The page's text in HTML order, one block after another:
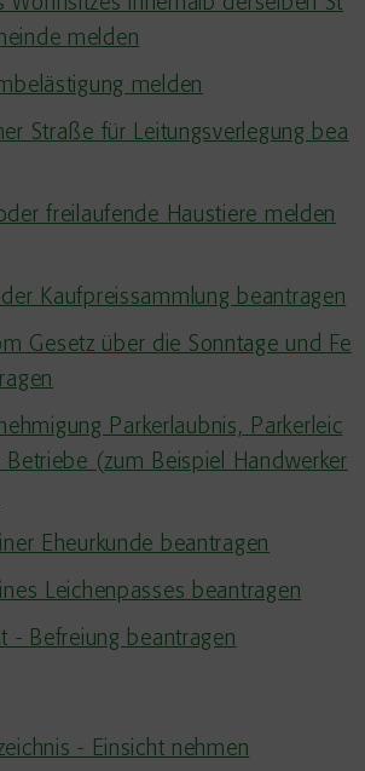
melden
melden
Straße für Leitungsverlegung bea
freilaufende Haustiere melden
Kaufpreissammlung beantragen
Gesetz über die Sonntage und Fe
Parkerlaubnis, Parkerleic
Betriebe (zum Beispiel Handwerker
Eheurkunde beantragen
Leichenpasses beantragen
- Befreiung beantragen
- Einsicht nehmen